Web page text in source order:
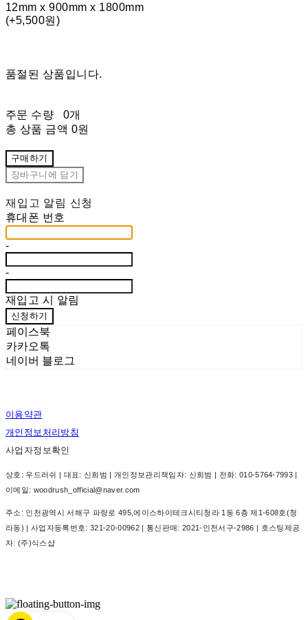
12mm x 900mm x 1800mm
(+5,500원)
품절된 상품입니다.
주문 수량
0개
총 상품 금액 0원
구매하기
장바구니에 담기
재입고 알림 신청
휴대폰 번호
-
-
재입고 시 알림
신청하기
페이스북
카카오톡
네이버 블로그
이용약관
개인정보처리방침
사업자정보확인
상호: 우드러쉬 | 대표: 신희범 | 개인정보관리책임자: 신희범 | 전화: 010-5764-7993 |
이메일: woodrush_official@naver.com
주소: 인천광역시 서해구 파랑로 495,에이스하이테크시티청라 1동 6층 제1-608호(청
라동) | 사업자등록번호: 321-20-00962| 통신판매: 2021-인천서구-2986 | 호스팅제공
자: (주)식스샵